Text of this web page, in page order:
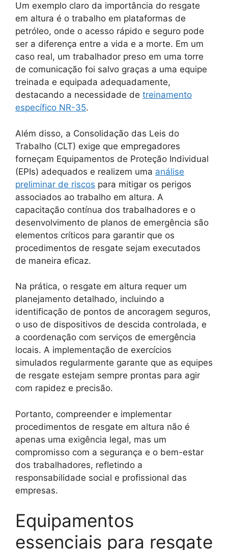
Um exemplo claro da importância do resgate
em altura é o trabalho em plataformas de
petróleo, onde o acesso rápido e seguro pode
ser a diferença entre a vida e a morte. Em um
caso real, um trabalhador preso em uma torre
de comunicação foi salvo graças a uma equipe
treinada e equipada adequadamente,
destacando a necessidade de treinamento
específico NR-35.
Além disso, a Consolidação das Leis do
Trabalho (CLT) exige que empregadores
forneçam Equipamentos de Proteção Individual
(EPIs) adequados e realizem uma análise
preliminar de riscos para mitigar os perigos
associados ao trabalho em altura. A
capacitação contínua dos trabalhadores e o
desenvolvimento de planos de emergência são
elementos críticos para garantir que os
procedimentos de resgate sejam executados
de maneira eficaz.
Na prática, o resgate em altura requer um
planejamento detalhado, incluindo a
identificação de pontos de ancoragem seguros,
o uso de dispositivos de descida controlada, e
a coordenação com serviços de emergência
locais. A implementação de exercícios
simulados regularmente garante que as equipes
de resgate estejam sempre prontas para agir
com rapidez e precisão.
Portanto, compreender e implementar
procedimentos de resgate em altura não é
apenas uma exigência legal, mas um
compromisso com a segurança e o bem-estar
dos trabalhadores, refletindo a
responsabilidade social e profissional das
empresas.
Equipamentos
essenciais para resgate